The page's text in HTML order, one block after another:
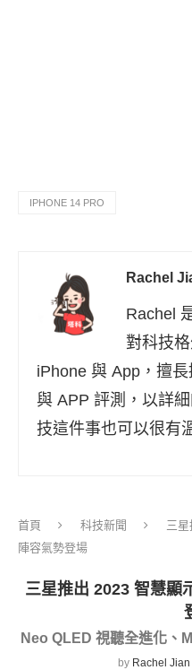
IPHONE 14 PRO
Rachel
Rachel
對科技
iPhone 與 App，擅
與 APP 評測，以詳
技這件事也可以很有
首頁 科技新聞
三
陣容氣勢登場
三星推出 2023 智慧顯
Neo QLED 視聽全進化、
by Rachel Jian